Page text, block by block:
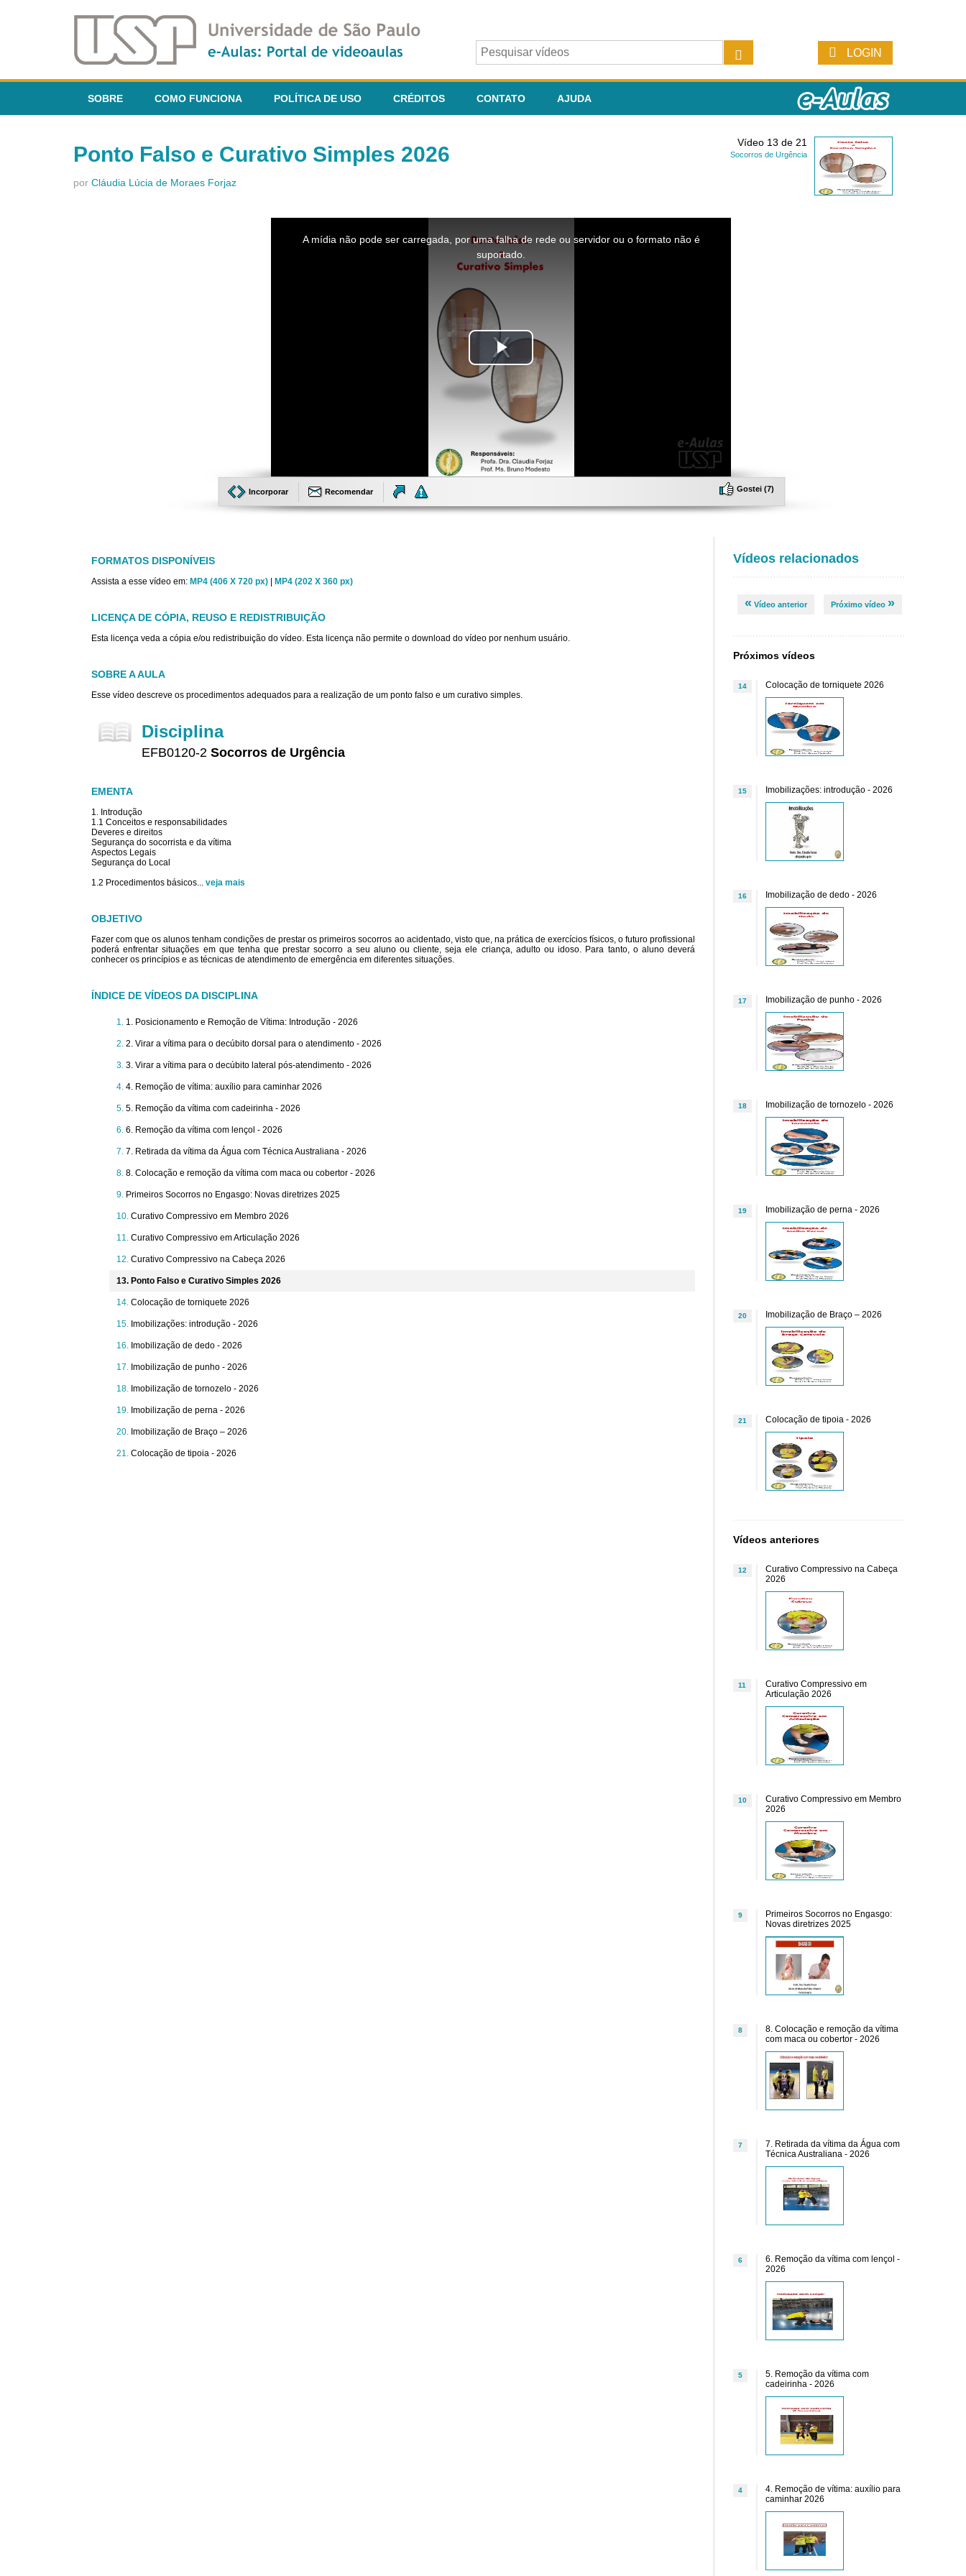
LOGIN
SOBRE COMO FUNCIONA POLÍTICA DE USO CRÉDITOS CONTATO AJUDA
Vídeo 13 de 21
Socorros de Urgência
Ponto Falso e Curativo Simples 2026
por Cláudia Lúcia de Moraes Forjaz
Tocar
Vídeo
A mídia não pode ser carregada, por uma falha de rede ou servidor ou o formato não é
suportado.
Incorporar Recomendar Gostei (7)
FORMATOS DISPONÍVEIS
Assista a esse vídeo em: MP4 (406 X 720 px) MP4 (202 X 360 px)
LICENÇA DE CÓPIA, REUSO E REDISTRIBUIÇÃO
Esta licença veda a cópia e/ou redistribuição do vídeo. Esta licença não permite o download do vídeo por nenhum usuário.
SOBRE A AULA
Esse vídeo descreve os procedimentos adequados para a realização de um ponto falso e um curativo simples.
Disciplina
EFB0120-2 Socorros de Urgência
EMENTA
1. Introdução
1.1 Conceitos e responsabilidades
Deveres e direitos
Segurança do socorrista e da vítima
Aspectos Legais
Segurança do Local
1.2 Procedimentos básicos... veja mais
OBJETIVO
Fazer com que os alunos tenham condições de prestar os primeiros socorros ao acidentado, visto que, na prática de exercícios físicos, o futuro profissional
poderá enfrentar situações em que tenha que prestar socorro a seu aluno ou cliente, seja ele criança, adulto ou idoso. Para tanto, o aluno deverá
conhecer os princípios e as técnicas de atendimento de emergência em diferentes situações.
ÍNDICE DE VÍDEOS DA DISCIPLINA
1. Posicionamento e Remoção de Vítima: Introdução - 2026
2. Virar a vítima para o decúbito dorsal para o atendimento - 2026
3. Virar a vítima para o decúbito lateral pós-atendimento - 2026
4. Remoção de vítima: auxílio para caminhar 2026
5. Remoção da vítima com cadeirinha - 2026
6. Remoção da vítima com lençol - 2026
7. Retirada da vítima da Água com Técnica Australiana - 2026
8. Colocação e remoção da vítima com maca ou cobertor - 2026
Primeiros Socorros no Engasgo: Novas diretrizes 2025
Curativo Compressivo em Membro 2026
Curativo Compressivo em Articulação 2026
Curativo Compressivo na Cabeça 2026
Ponto Falso e Curativo Simples 2026
Colocação de torniquete 2026
Imobilizações: introdução - 2026
Imobilização de dedo - 2026
Imobilização de punho - 2026
Imobilização de tornozelo - 2026
Imobilização de perna - 2026
Imobilização de Braço – 2026
Colocação de tipoia - 2026
Vídeos relacionados
« Vídeo anterior Próximo vídeo »
Próximos vídeos
14 Colocação de torniquete 2026
15 Imobilizações: introdução - 2026
16 Imobilização de dedo - 2026
17 Imobilização de punho - 2026
18 Imobilização de tornozelo - 2026
19 Imobilização de perna - 2026
20 Imobilização de Braço – 2026
21 Colocação de tipoia - 2026
Vídeos anteriores
12
Curativo Compressivo na Cabeça
2026
11
Curativo Compressivo em
Articulação 2026
10
Curativo Compressivo em Membro
2026
9
Primeiros Socorros no Engasgo:
Novas diretrizes 2025
8
8. Colocação e remoção da vítima
com maca ou cobertor - 2026
7
7. Retirada da vítima da Água com
Técnica Australiana - 2026
6
6. Remoção da vítima com lençol -
2026
5
5. Remoção da vítima com
cadeirinha - 2026
4
4. Remoção de vítima: auxílio para
caminhar 2026